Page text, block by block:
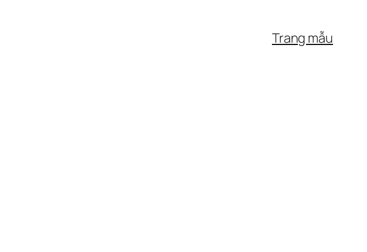
Trang mẫu